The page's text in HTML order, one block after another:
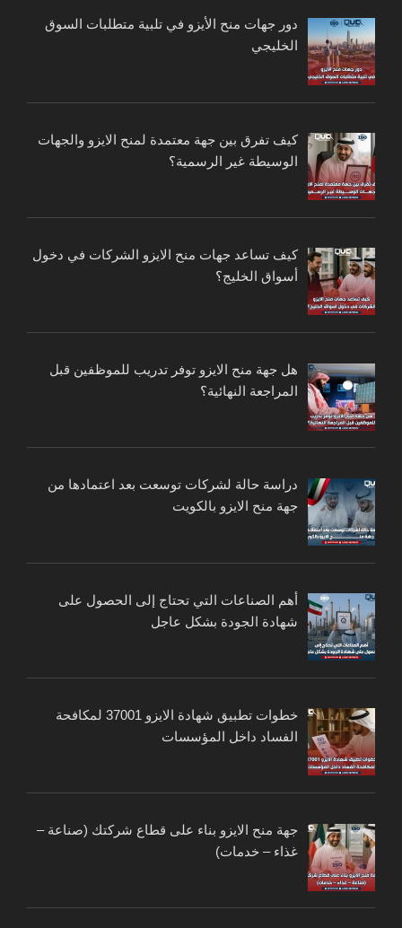
دور جهات منح الأيزو في تلبية متطلبات السوق
الخليجي
كيف تفرق بين جهة معتمدة لمنح الايزو والجهات
الوسيطة غير الرسمية؟
كيف تساعد جهات منح الايزو الشركات في دخول
أسواق الخليج؟
هل جهة منح الايزو توفر تدريب للموظفين قبل
المراجعة النهائية؟
دراسة حالة لشركات توسعت بعد اعتمادها من
جهة منح الايزو بالكويت
أهم الصناعات التي تحتاج إلى الحصول على
شهادة الجودة بشكل عاجل
خطوات تطبيق شهادة الايزو 37001 لمكافحة
الفساد داخل المؤسسات
جهة منح الايزو بناء على قطاع شركتك (صناعة –
غذاء – خدمات)